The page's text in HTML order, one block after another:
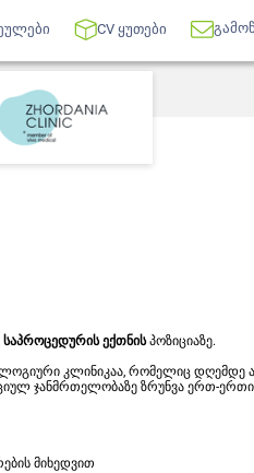
CV ყუთები
საპროცედურის ექთნისპოზიციაზე.
კლინიკაა, რომელიც დღემდე
ჯანმრთელობაზე ზრუნვა ერთ-ერთი
მიხედვით